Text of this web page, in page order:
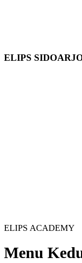
ELIPS
ELIPS ACADEMY
Menu